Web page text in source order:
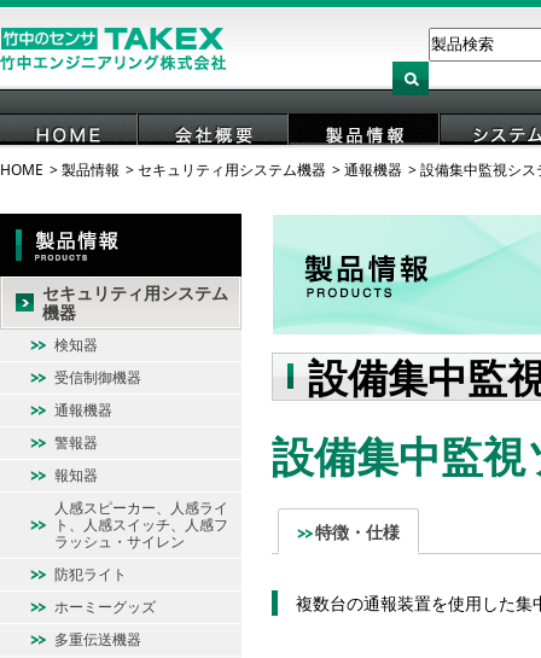
HOME 会社概要 製品情報 システ
HOME 製品情報 セキュリティ用システム機器 通報機器 設備集中監視シス
設備集中監
設備集中監
特徴・仕様
複数台の通報装置を使用した集
セキュリティ用システム
機器
検知器
受信制御機器
通報機器
警報器
報知器
人感スピーカー、人感ライ
ト、人感スイッチ、人感フ
ラッシュ・サイレン
防犯ライト
ホーミーグッズ
多重伝送機器